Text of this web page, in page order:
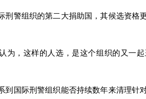
刑警组织的第二大捐助国，其候选资格
为，这样的人选，是这个组织的又一
到国际刑警组织能否持续数年来清理针